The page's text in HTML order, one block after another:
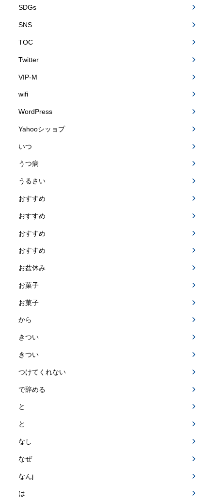
SDGs
SNS
TOC
Twitter
VIP-M
wifi
WordPress
Yahooシッョプ
いつ
うつ病
うるさい
おすすめ
おすすめ
おすすめ
おすすめ
お盆休み
お菓子
お菓子
から
きつい
きつい
つけてくれない
で辞める
と
と
なし
なぜ
なんj
は